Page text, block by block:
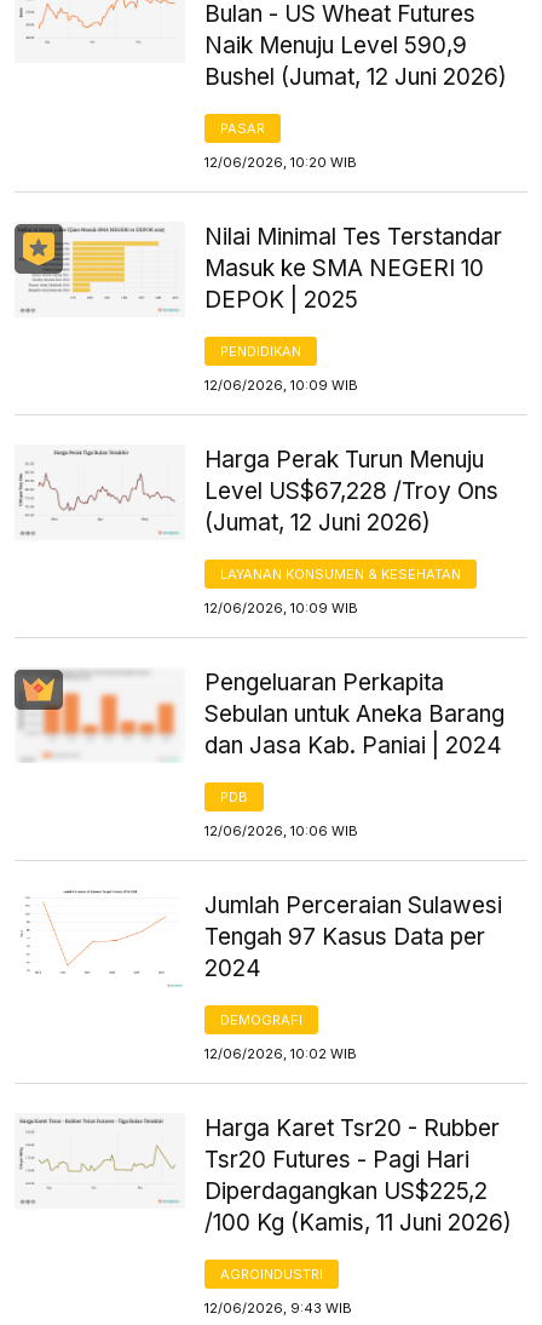
Bulan - US Wheat Futures
Naik Menuju Level 590,9
Bushel (Jumat, 12 Juni 2026)
PASAR
12/06/2026, 10:20 WIB
Nilai Minimal Tes Terstandar
Masuk ke SMA NEGERI 10
DEPOK | 2025
PENDIDIKAN
12/06/2026, 10:09 WIB
Harga Perak Turun Menuju
Level US$67,228 /Troy Ons
(Jumat, 12 Juni 2026)
LAYANAN KONSUMEN & KESEHATAN
12/06/2026, 10:09 WIB
Pengeluaran Perkapita
Sebulan untuk Aneka Barang
dan Jasa Kab. Paniai | 2024
PDB
12/06/2026, 10:06 WIB
Jumlah Perceraian Sulawesi
Tengah 97 Kasus Data per
2024
DEMOGRAFI
12/06/2026, 10:02 WIB
Harga Karet Tsr20 - Rubber
Tsr20 Futures - Pagi Hari
Diperdagangkan US$225,2
/100 Kg (Kamis, 11 Juni 2026)
AGROINDUSTRI
12/06/2026, 9:43 WIB